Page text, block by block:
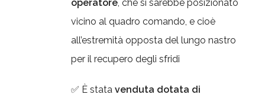
operatore, che si sarebbe posizionato
vicino al quadro comando, e cioè
all’estremità opposta del lungo nastro
per il recupero degli sfridi
✅ È stata venduta dotata di